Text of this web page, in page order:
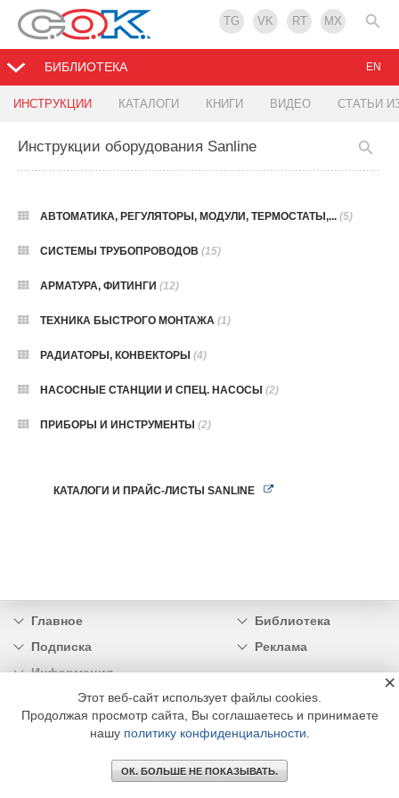
TG VK RT MX
БИБЛИОТЕКА
ИНСТРУКЦИИ КАТАЛОГИ КНИГИ ВИДЕО СТАТЬИ
EN
Инструкции оборудования Sanline
АВТОМАТИКА, РЕГУЛЯТОРЫ, МОДУЛИ, ТЕРМОСТАТЫ,... (5)
СИСТЕМЫ ТРУБОПРОВОДОВ (15)
АРМАТУРА, ФИТИНГИ (12)
ТЕХНИКА БЫСТРОГО МОНТАЖА (1)
РАДИАТОРЫ, КОНВЕКТОРЫ (4)
НАСОСНЫЕ СТАНЦИИ И СПЕЦ. НАСОСЫ (2)
ПРИБОРЫ И ИНСТРУМЕНТЫ (2)
КАТАЛОГИ И ПРАЙС-ЛИСТЫ SANLINE
Главное
Библиотека
Подписка
Реклама
Информация
© 2002 - 2026 OOO Издательский дом «МЕДИА ТЕХНОЛОДЖИ» +7 (495) 665-00-
00
Этот веб-сайт использует файлы cookies.
Продолжая просмотр сайта, Вы соглашаетесь и принимаете
нашу политику конфиденциальности
ОК. БОЛЬШЕ НЕ ПОКАЗЫВАТЬ.
×